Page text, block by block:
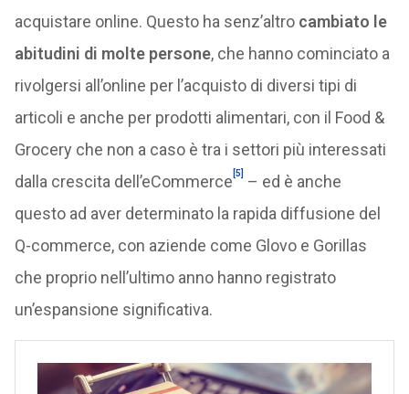
acquistare online. Questo ha senz’altro cambiato le
abitudini di molte persone, che hanno cominciato a
rivolgersi all’online per l’acquisto di diversi tipi di
articoli e anche per prodotti alimentari, con il Food &
Grocery che non a caso è tra i settori più interessati
dalla crescita dell’eCommerce [5]
– ed è anche
questo ad aver determinato la rapida diffusione del
Q-commerce, con aziende come Glovo e Gorillas
che proprio nell’ultimo anno hanno registrato
un’espansione significativa.